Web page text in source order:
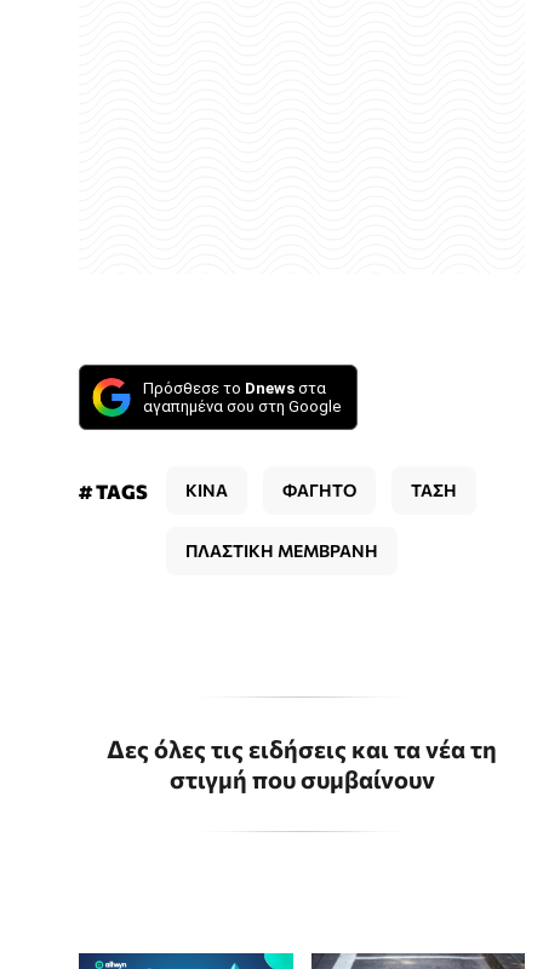
Πρόσθεσε το Dnews στα
αγαπημένα σου στη Google
# TAGS ΚΙΝΑ ΦΑΓΗΤΟ ΤΑΣΗ
ΠΛΑΣΤΙΚΗ ΜΕΜΒΡΑΝΗ
Δες όλες τις ειδήσεις και τα νέα τη
στιγμή που συμβαίνουν